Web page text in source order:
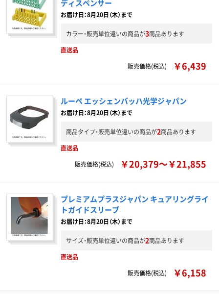
ディスペンサー
お届け日：8月20日（木）まで
カラー・販売単位違いの商品が3商品あります
直送品
販売価格(税込)
￥6,439
ルーペ エッシェンバッハ光学ジャパン
お届け日：8月20日（木）まで
商品タイプ・販売単位違いの商品が2商品あります
直送品
販売価格(税込)
￥20,379～￥21,855
プレミアムプラスジャパン キュアリングライ
トガイドスリーブ
お届け日：8月20日（木）まで
サイズ・販売単位違いの商品が2商品あります
直送品
販売価格(税込)
￥6,158